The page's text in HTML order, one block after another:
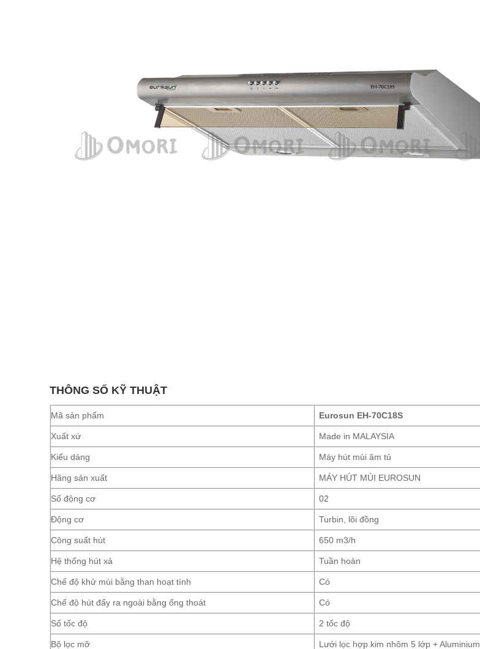
THÔNG SỐ KỸ THUẬT
Mã sản phẩm Eurosun EH-70C18S
Xuất xứ Made in MALAYSIA
Kiểu dáng Máy hút mùi âm tủ
Hãng sản xuất MÁY HÚT MÙI EUROSUN
Số động cơ 02
Động cơ Turbin, lõi đồng
Công suất hút 650 m3/h
Hệ thống hút xả Tuần hoàn
Chế độ khử mùi bằng than hoạt tính Có
Chế độ hút đẩy ra ngoài bằng ống thoát Có
Số tốc độ 2 tốc độ
Bộ lọc mỡ Lưới lọc hợp kim nhôm 5 lớp + Aluminium